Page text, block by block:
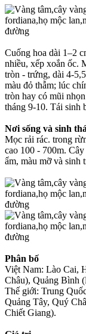
Cuống hoa dài 1–2
nhiều, xếp xoắn ốc.
tròn - trứng, dài 4-
màu đỏ thẫm; lúc
tròn hay có mũi
tháng 9-10. Tái sinh
Nơi sống và sinh
Mọc rải rác. trong
cao 100 - 700m.
ẩm, màu mỡ và sinh
Phân bố
Việt Nam: Lào Cai,
Châu), Quảng Bình
Thế giới: Trung
Quảng Tây, Quý
Chiết Giang).